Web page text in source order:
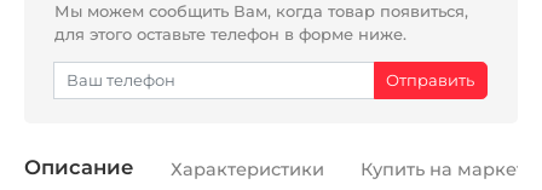
Мы можем сообщить Вам, когда товар появиться,
для этого оставьте телефон в форме ниже.
Описание Характеристики Купить на